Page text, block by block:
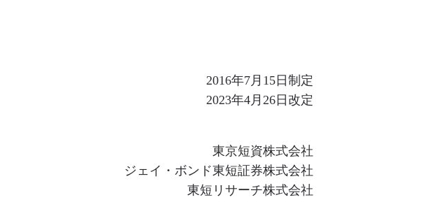
2016年7月15日制定
2023年4月26日改定
東京短資株式会社
ジェイ・ボンド東短証券株式会社
東短リサーチ株式会社